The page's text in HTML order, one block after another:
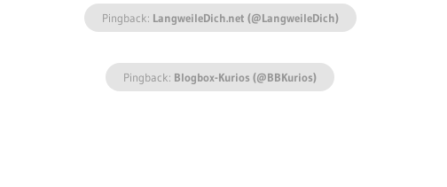
Pingback: LangweileDich.net (@LangweileDich)
Pingback: Blogbox-Kurios (@BBKurios)